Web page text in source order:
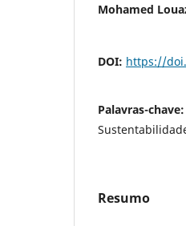
Mohamed
DOI: https://
Palavras-chave:
Resumo